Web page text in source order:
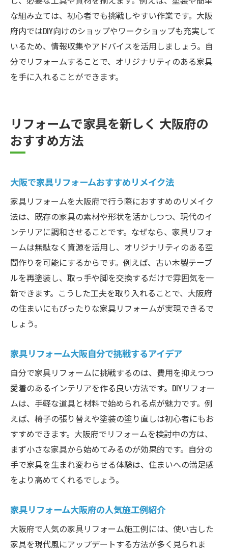
な組み立ては、初心者でも挑戦しやすい作業です。大阪
府内ではDIY向けのショップやワークショップも充実して
いるため、情報収集やアドバイスを活用しましょう。自
分でリフォームすることで、オリジナリティのある家具
を手に入れることができます。
リフォームで家具を新しく 大阪府の
おすすめ方法
大阪で家具リフォームおすすめリメイク法
家具リフォームを大阪府で行う際におすすめのリメイク
法は、既存の家具の素材や形状を活かしつつ、現代のイ
ンテリアに調和させることです。なぜなら、家具リフォ
ームは無駄なく資源を活用し、オリジナリティのある空
間作りを可能にするからです。例えば、古い木製テーブ
ルを再塗装し、取っ手や脚を交換するだけで雰囲気を一
新できます。こうした工夫を取り入れることで、大阪府
の住まいにもぴったりな家具リフォームが実現できるで
しょう。
家具リフォーム大阪自分で挑戦するアイデア
自分で家具リフォームに挑戦するのは、費用を抑えつつ
愛着のあるインテリアを作る良い方法です。DIYリフォー
ムは、手軽な道具と材料で始められる点が魅力です。例
えば、椅子の張り替えや塗装の塗り直しは初心者にもお
すすめできます。大阪府でリフォームを検討中の方は、
まず小さな家具から始めてみるのが効果的です。自分の
手で家具を生まれ変わらせる体験は、住まいへの満足感
をより高めてくれるでしょう。
家具リフォーム大阪府の人気施工例紹介
大阪府で人気の家具リフォーム施工例には、使い古した
家具を現代風にアップデートする方法が多く見られま